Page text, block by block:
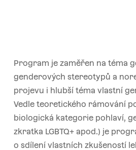
Program je zaměřen na téma
genderových stereotypů a
projevu i hlubší téma vlastní
Vedle teoretického rámování
biologická kategorie pohlaví,
zkratka LGBTQ+ apod.) je
o sdílení vlastních zkušeností